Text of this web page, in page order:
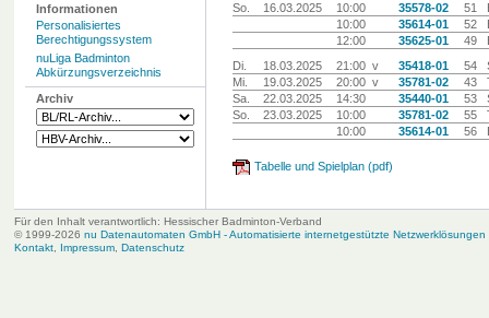
Informationen
Personalisiertes
Berechtigungssystem
nuLiga Badminton
Abkürzungsverzeichnis
Archiv
So.
16.03.2025 10:00 35578-02 51
10:00
35614-01 52
12:00
35625-01 49
Di.
18.03.2025 21:00 v 35418-01 54
Mi.
19.03.2025 20:00 v 35781-02 43
Sa.
22.03.2025 14:30 35440-01 53
So.
23.03.2025 10:00 35781-02 55
10:00
35614-01 56
Tabelle und Spielplan (pdf)
Für den Inhalt verantwortlich: Hessischer Badminton-Verband
© 1999-2026 nu Datenautomaten GmbH - Automatisierte internetgestützte Netzwerklösungen
Kontakt, Impressum, Datenschutz